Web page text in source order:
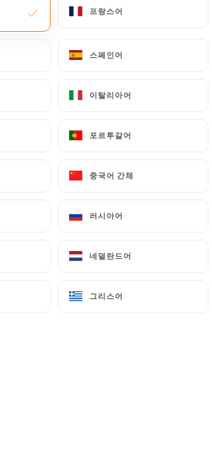
프랑스어
스페인어
이탈리아어
포르투갈어
중국어 간체
러시아어
네덜란드어
그리스어
프랑스어
스페인어
이탈리아어
포르투갈어
중국어 간체
러시아어
네덜란드어
그리스어